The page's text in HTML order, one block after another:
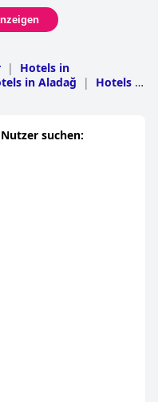
|
Hotels in
in Aladağ |
Hotels in
suchen: